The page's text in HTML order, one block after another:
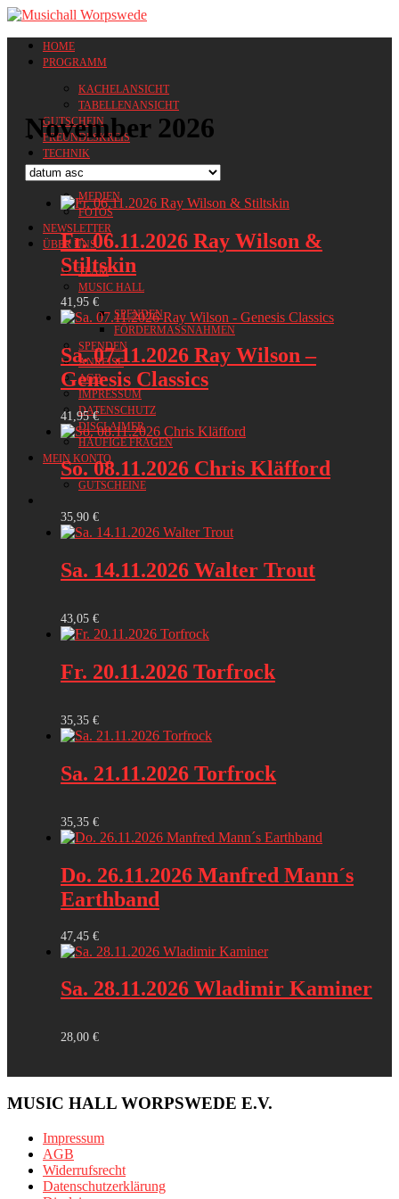
HOME
PROGRAMM
KACHELANSICHT
TABELLENANSICHT
GUTSCHEIN
FREUNDESKREIS
TECHNIK
MEDIEN
MEDIEN
FOTOS
NEWSLETTER
ÜBER UNS
TEAM
MUSIC HALL
SPENDEN
FÖRDERMASSNAHMEN
SPENDEN
ANREISE
AGB
IMPRESSUM
DATENSCHUTZ
DISCLAIMER
HÄUFIGE FRAGEN
MEIN KONTO
GUTSCHEINE
November 2026
Fr. 06.11.2026 Ray Wilson &
Stiltskin
41,95 €
Sa. 07.11.2026 Ray Wilson –
Genesis Classics
41,95€
So. 08.11.2026 Chris Kläfford
35,90 €
Sa. 14.11.2026 Walter Trout
43,05 €
Fr. 20.11.2026 Torfrock
35,35 €
Sa. 21.11.2026 Torfrock
35,35 €
Do. 26.11.2026 Manfred Mann´s
Earthband
47,45 €
Sa. 28.11.2026 Wladimir Kaminer
28,00 €
MUSIC HALL WORPSWEDE E.V.
Impressum
AGB
Widerrufsrecht
Datenschutzerklärung